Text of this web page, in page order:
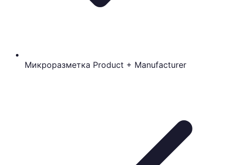
Микроразметка Product + Manufacturer